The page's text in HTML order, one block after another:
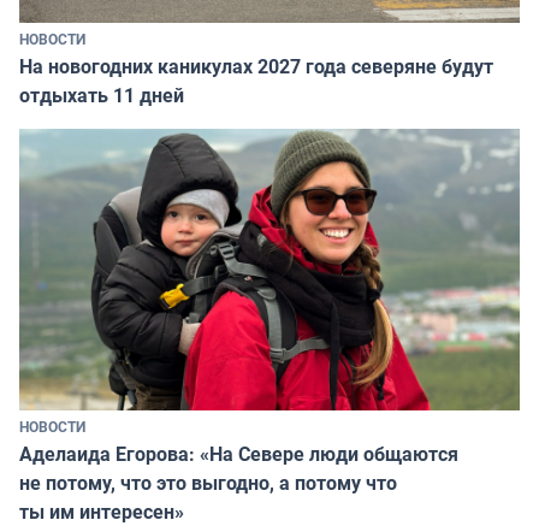
НОВОСТИ
На новогодних каникулах 2027 года северяне будут
отдыхать 11 дней
НОВОСТИ
Аделаида Егорова: «На Севере люди общаются
не потому, что это выгодно, а потому что
ты им интересен»